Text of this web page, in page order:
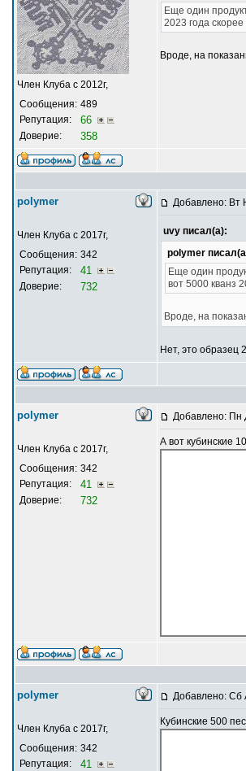
Член Клуба с 2012г,
Сообщения: 489
Репутация:
66
Доверие: 358
Еще один
2023 года
Вроде, на
polymer
Член Клуба с 2017г,
Сообщения: 342
Репутация:
41
Доверие: 732
Добавлено: Вт
uvy писал(а):
polymer
Еще один
вот 5000 кванз
Вроде, на
Нет, это образец
polymer
Член Клуба с 2017г,
Сообщения: 342
Репутация:
41
Доверие: 732
Добавлено: Пн
А вот кубинские
polymer
Член Клуба с 2017г,
Сообщения: 342
Репутация:
41
Добавлено: Сб
Кубинские 500